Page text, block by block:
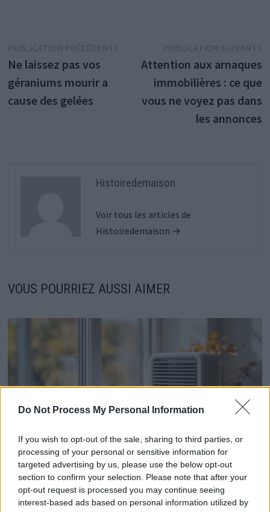
Do Not Process My Personal Information
If you wish to opt-out of the sale, sharing to third parties, or
processing of your personal or sensitive information for
targeted advertising by us, please use the below opt-out
section to confirm your selection. Please note that after your
opt-out request is processed you may continue seeing
interest-based ads based on personal information utilized by
de
l’article
précédente :
Ne laissez pas vos
géraniums mourir a
cause des gelées
Attention aux arnaques
immobilières : ce que
vous ne voyez pas dans
les annonces
Histoiredemaison
Voir tous les articles de
Histoiredemaison →
VOUS POURRIEZ AUSSI AIMER
Comment stopper la condensation et éviter la
moisissure cet automne